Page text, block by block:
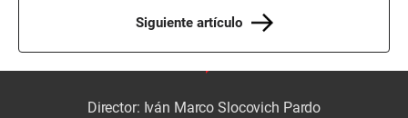
Siguiente artículo
Director: Iván Marco Slocovich Pardo